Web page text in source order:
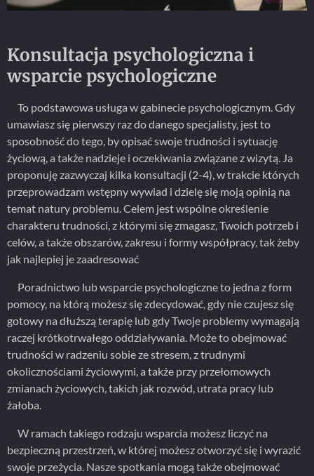
Konsultacja psychologiczna i
wsparcie psychologiczne
To podstawowa usługa w gabinecie psychologicznym. Gdy
umawiasz się pierwszy raz do danego specjalisty, jest to
sposobność do tego, by opisać swoje trudności i sytuację
życiową, a także nadzieje i oczekiwania związane z wizytą. Ja
proponuję zazwyczaj kilka konsultacji (2-4), w trakcie których
przeprowadzam wstępny wywiad i dzielę się moją opinią na
temat natury problemu. Celem jest wspólne określenie
charakteru trudności, z którymi się zmagasz, Twoich potrzeb i
celów, a także obszarów, zakresu i formy współpracy, tak żeby
jak najlepiej je zaadresować
Poradnictwo lub wsparcie psychologiczne to jedna z form
pomocy, na którą możesz się zdecydować, gdy nie czujesz się
gotowy na dłuższą terapię lub gdy Twoje problemy wymagają
raczej krótkotrwałego oddziaływania. Może to obejmować
trudności w radzeniu sobie ze stresem, z trudnymi
okolicznościami życiowymi, a także przy przełomowych
zmianach życiowych, takich jak rozwód, utrata pracy lub
żałoba.
W ramach takiego rodzaju wsparcia możesz liczyć na
bezpieczną przestrzeń, w której możesz otworzyć się i wyrazić
swoje przeżycia. Nasze spotkania mogą także obejmować